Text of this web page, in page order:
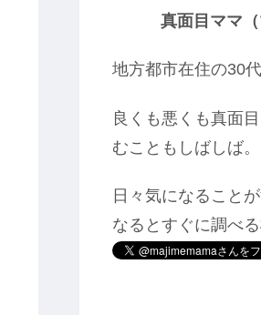
真面目ママ（
地方都市在住の30代
良くも悪くも真面
むこともしばしば。
日々気になること
なるとすぐに調べる